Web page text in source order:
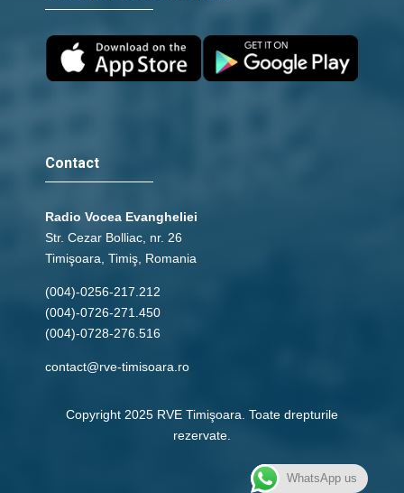
Contact
Radio Vocea Evangheliei
Str. Cezar Bolliac, nr. 26
Timişoara, Timiş, Romania
(004)-0256-217.212
(004)-0726-271.450
(004)-0728-276.516
contact@rve-timisoara.ro
Copyright 2025 RVE Timişoara. Toate drepturile
rezervate.
WhatsApp us